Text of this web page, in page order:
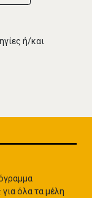
ή/και
όλα τα μέλη